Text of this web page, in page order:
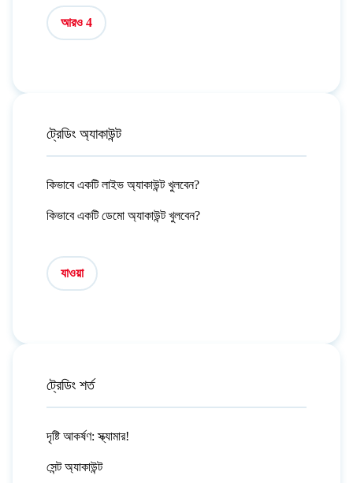
আরও 4
ট্রেডিং অ্যাকাউন্ট
কিভাবে একটি লাইভ অ্যাকাউন্ট খুলবেন?
কিভাবে একটি ডেমো অ্যাকাউন্ট খুলবেন?
যাওয়া
ট্রেডিং শর্ত
দৃষ্টি আকর্ষণ: স্ক্যামার!
সেন্ট অ্যাকাউন্ট